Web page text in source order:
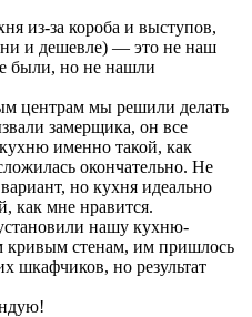
из-за короба и выступов,
и дешевле) — это не наш
были, но не нашли
центрам мы решили делать
замерщика, он все
именно такой, как
окончательно. Не
но кухня идеально
как мне нравится.
нашу кухню-
кривым стенам, им пришлось
шкафчиков, но результат